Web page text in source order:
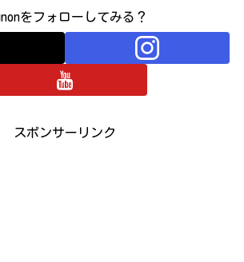
をフォローしてみる？
スポンサーリンク